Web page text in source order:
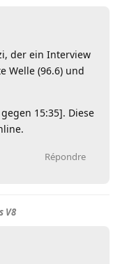
der ein Interview
Welle (96.6) und
15:35]. Diese
Répondre
V8